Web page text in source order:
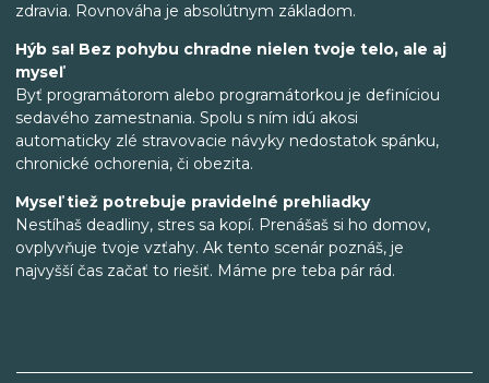
zdravia. Rovnováha je absolútnym základom.
Hýb sa! Bez pohybu chradne nielen tvoje telo, ale aj
myseľ
Byť programátorom alebo programátorkou je definíciou
sedavého zamestnania. Spolu s ním idú akosi
automaticky zlé stravovacie návyky nedostatok spánku,
chronické ochorenia, či obezita.
Myseľ tiež potrebuje pravidelné prehliadky
Nestíhaš deadliny, stres sa kopí. Prenášaš si ho domov,
ovplyvňuje tvoje vzťahy. Ak tento scenár poznáš, je
najvyšší čas začať to riešiť. Máme pre teba pár rád.